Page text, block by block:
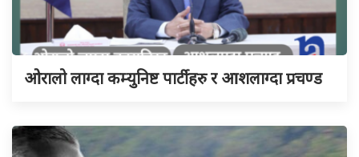
ओरालो लाग्दा कम्युनिष्ट पार्टीहरु र आशलाग्दा प्रचण्ड